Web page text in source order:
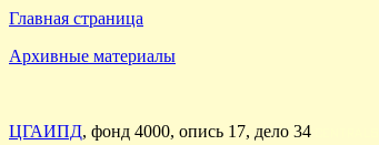
Главная страница
Архивные материалы
ЦГАИПД, фонд 4000, опись 17, дело 34